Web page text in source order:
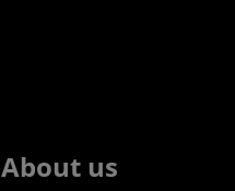
About us